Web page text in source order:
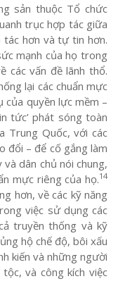
sản thuộc Tổ chức
trục hợp tác giữa
tác hơn và tự tin hơn.
mạnh của họ trong
các vấn đề lãnh thổ.
lại các chuẩn mực
của quyền lực mềm –
tức’ phát sóng toàn
Trung Quốc, với các
đổi – để cố gắng làm
dân chủ nói chung,
mực riêng của họ.14
hơn, về các kỹ năng
việc sử dụng các
truyền thống và kỹ
hộ chế độ, bôi xấu
kiến và những người
và công kích việc